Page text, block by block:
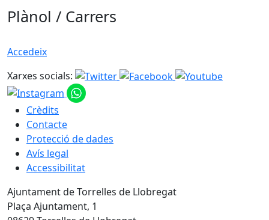
Plànol / Carrers
Accedeix
Xarxes socials:
Crèdits
Contacte
Protecció de dades
Avís legal
Accessibilitat
Ajuntament de Torrelles de Llobregat
Plaça Ajuntament, 1